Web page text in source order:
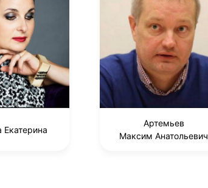
Екатерина
Артемьев
Максим Анатольевич